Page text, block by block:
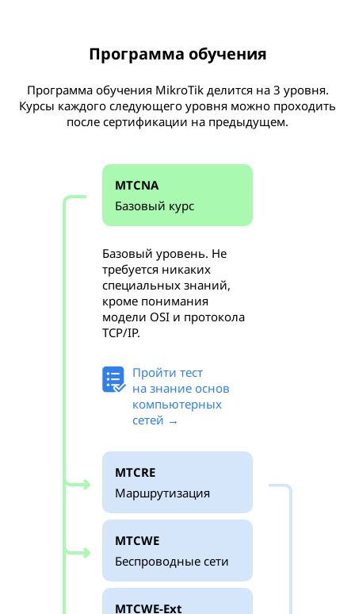
Программа обучения
Программа обучения MikroTik делится на 3 уровня.
Курсы каждого следующего уровня можно проходить
после сертификации на предыдущем.
MTCNA
Базовый курс
Базовый уровень. Не
требуется никаких
специальных знаний,
кроме понимания
модели OSI и протокола
TCP/IP.
Пройти тест
на знание основ
компьютерных
сетей →
MTCRE
Маршрутизация
MTCWE
Беспроводные сети
MTCWE-Ext